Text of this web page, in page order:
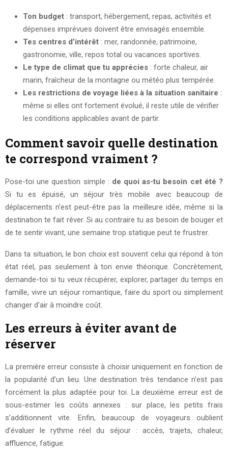
Ton budget : transport, hébergement, repas, activités et
dépenses imprévues doivent être envisagés ensemble.
Tes centres d’intérêt : mer, randonnée, patrimoine,
gastronomie, ville, repos total ou vacances sportives.
Le type de climat que tu apprécies : forte chaleur, air
marin, fraîcheur de la montagne ou météo plus tempérée.
Les restrictions de voyage liées à la situation sanitaire :
même si elles ont fortement évolué, il reste utile de vérifier
les conditions applicables avant de partir.
Comment savoir quelle destination
te correspond vraiment ?
Pose-toi une question simple : de quoi as-tu besoin cet été ?
Si tu es épuisé, un séjour très mobile avec beaucoup de
déplacements n’est peut-être pas la meilleure idée, même si la
destination te fait rêver. Si au contraire tu as besoin de bouger et
de te sentir vivant, une semaine trop statique peut te frustrer.
Dans ta situation, le bon choix est souvent celui qui répond à ton
état réel, pas seulement à ton envie théorique. Concrètement,
demande-toi si tu veux récupérer, explorer, partager du temps en
famille, vivre un séjour romantique, faire du sport ou simplement
changer d’air à moindre coût.
Les erreurs à éviter avant de
réserver
La première erreur consiste à choisir uniquement en fonction de
la popularité d’un lieu. Une destination très tendance n’est pas
forcément la plus adaptée pour toi. La deuxième erreur est de
sous-estimer les coûts annexes : sur place, les petits frais
s’additionnent vite. Enfin, beaucoup de voyageurs oublient
d’évaluer le rythme réel du séjour : accès, trajets, chaleur,
affluence, fatigue.